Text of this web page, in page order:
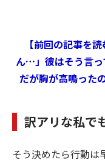
【前回の記事を
ん…」彼はそう言っ
だが胸が高鳴った
訳アリな私で
そう決めたら行動は